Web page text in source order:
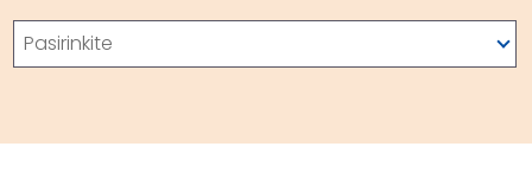
Paieška
Pasirinkite